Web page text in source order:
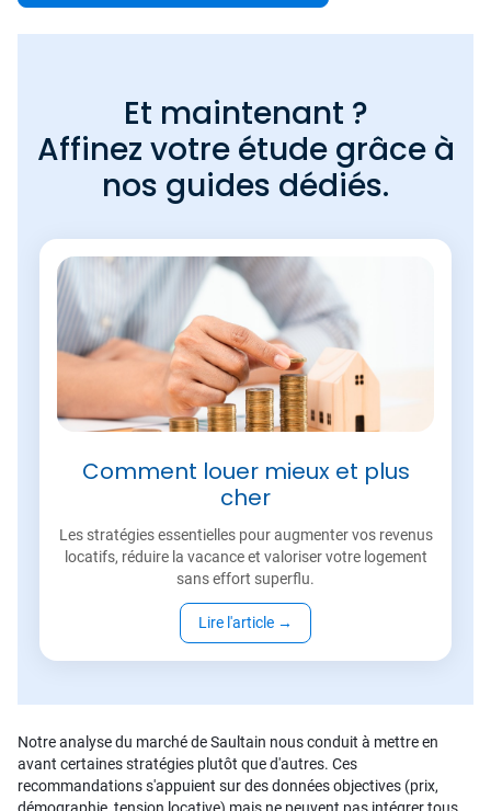
Et maintenant ?
Affinez votre étude grâce à
nos guides dédiés.
Comment louer mieux et plus
cher
Les stratégies essentielles pour augmenter vos revenus
locatifs, réduire la vacance et valoriser votre logement
sans effort superflu.
Lire l'article →
Notre analyse du marché de Saultain nous conduit à mettre en
avant certaines stratégies plutôt que d'autres. Ces
recommandations s'appuient sur des données objectives (prix,